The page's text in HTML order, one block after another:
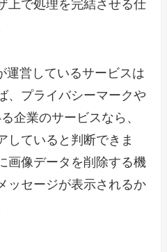
上で処理を完結させる仕
運営しているサービスは
、プライバシーマークや
企業のサービスなら、
していると判断できま
画像データを削除する機
ッセージが表示されるか